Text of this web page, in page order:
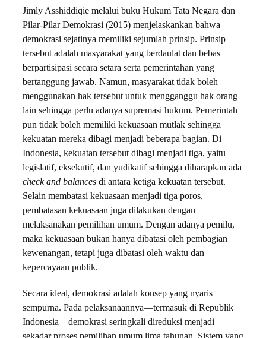
Jimly Asshiddiqie melalui buku Hukum Tata Negara dan
Pilar-Pilar Demokrasi (2015) menjelaskankan bahwa
demokrasi sejatinya memiliki sejumlah prinsip. Prinsip
tersebut adalah masyarakat yang berdaulat dan bebas
berpartisipasi secara setara serta pemerintahan yang
bertanggung jawab. Namun, masyarakat tidak boleh
menggunakan hak tersebut untuk mengganggu hak orang
lain sehingga perlu adanya supremasi hukum. Pemerintah
pun tidak boleh memiliki kekuasaan mutlak sehingga
kekuatan mereka dibagi menjadi beberapa bagian. Di
Indonesia, kekuatan tersebut dibagi menjadi tiga, yaitu
legislatif, eksekutif, dan yudikatif sehingga diharapkan ada
check and balances di antara ketiga kekuatan tersebut.
Selain membatasi kekuasaan menjadi tiga poros,
pembatasan kekuasaan juga dilakukan dengan
melaksanakan pemilihan umum. Dengan adanya pemilu,
maka kekuasaan bukan hanya dibatasi oleh pembagian
kewenangan, tetapi juga dibatasi oleh waktu dan
kepercayaan publik.
Secara ideal, demokrasi adalah konsep yang nyaris
sempurna. Pada pelaksanaannya—termasuk di Republik
Indonesia—demokrasi seringkali direduksi menjadi